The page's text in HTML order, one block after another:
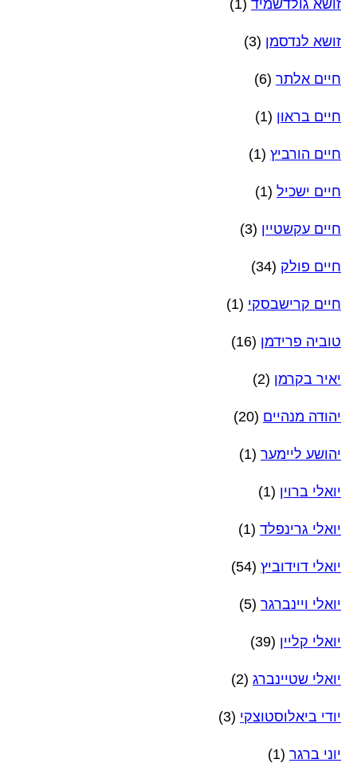
זושא גולדשמיד (1)
זושא לנדסמן (3)
חיים אלתר (6)
חיים בראון (1)
חיים הורביץ (1)
חיים ישכיל (1)
חיים עקשטיין (3)
חיים פולק (34)
חיים קרישבסקי (1)
טוביה פרידמן (16)
יאיר בקרמן (2)
יהודה מנהיים (20)
יהושע ליימער (1)
יואלי ברוין (1)
יואלי גרינפלד (1)
יואלי דוידוביץ (54)
יואלי ויינברגר (5)
יואלי קליין (39)
יואלי שטיינברג (2)
יודי ביאלוסטוצקי (3)
יוני ברגר (1)